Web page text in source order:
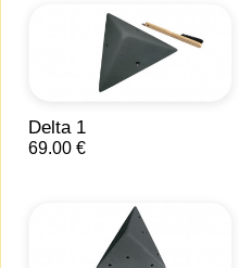
Delta 1
69.00 €